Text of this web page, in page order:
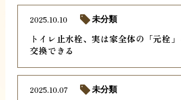
トイレ止水栓、実は家全体の「元栓
交換できる
2025.10.10 未分類
2025.10.07 未分類